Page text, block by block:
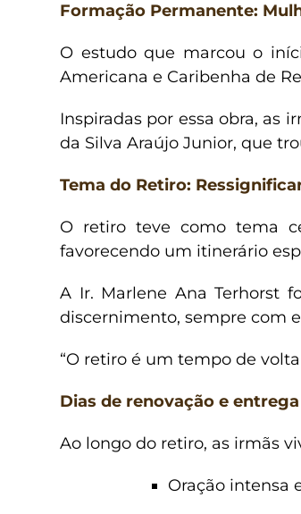
Formação Permanente:
O estudo que marcou o
Americana e Caribenha de
Inspiradas por essa obra, as
da Silva Araújo Junior, que
Tema do Retiro:
O retiro teve como tema
favorecendo um itinerário
A Ir. Marlene Ana Terhorst
discernimento, sempre com
“O retiro é um tempo de
Dias de renovação e entrega
Ao longo do retiro, as irmãs
Oração intensa